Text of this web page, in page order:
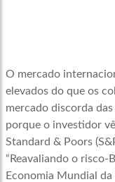
O mercado
elevados do que os
mercado discorda
porque o investidor
Standard & Poors
“Reavaliando o risco-
Economia Mundial da